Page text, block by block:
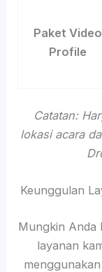
Paket Video
Profile
Catatan:
lokasi acara
Keunggulan
Mungkin Anda
layanan